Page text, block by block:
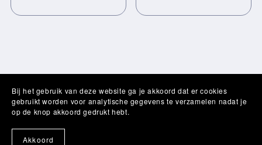
Bij het gebruik van deze website ga je akkoord dat er cookies
gebruikt worden voor analytische gegevens te verzamelen nadat je
op de knop akkoord gedrukt hebt.
Akkoord